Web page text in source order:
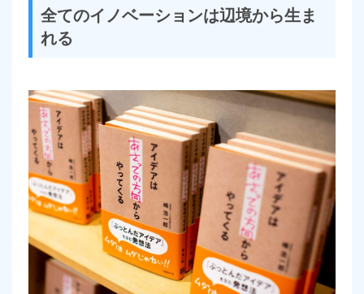
全てのイノベーションは辺境から生ま
れる